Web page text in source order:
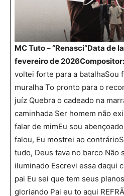
MC Tuto – “Renasci”Data de
fevereiro de 2026
voltei forte para a batalhaSou
muralha To pronto para o
juíz Quebra o cadeado na
caminhada Ser homem não
falar de mimEu sou
falou, Eu mostrei ao
tudo, Deus tava no barco Não
iluminado Escrevi essa daqui
pai Eu sei que tem seus
gloriando Pai eu to aqui